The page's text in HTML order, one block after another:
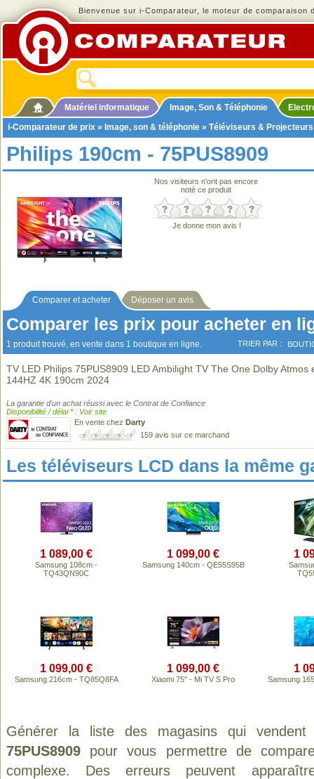
Bienvenue sur i-Comparateur, le moteur de comparaison
Matériel informatique Image, Son & Téléphonie
i-Comparateur de prix » Image, son & téléphonie » Téléviseurs & Projecteurs
Philips 190cm - 75PUS8909
Nos visiteurs n'ont pas encore
noté ce produit
Je donne mon avis !
Comparer et acheter Déposer un avis
Comparer les prix pour acheter en
1 produit trouvé, en vente dans 1 boutique en ligne. TRIER PAR :
TV LED Philips 75PUS8909 LED Ambilight TV The One Dolby Atmos
144HZ 4K 190cm 2024
La garantie d'un achat réussi avec le Contrat de Confiance
Disponibilité / délai * : Voir site
En vente chez Darty
159 avis sur ce marchand
Les téléviseurs LCD dans la même
1 089,00 €
Samsung 108cm -
TQ43QN90C
1 099,00 €
Samsung 140cm - QE55S95B
1
1 099,00 €
Samsung 216cm - TQ85Q8FA
1 099,00 €
Xiaomi 75" - Mi TV S Pro
1
Samsung
Générer la liste des magasins qui
75PUS8909 pour vous permettre de
complexe. Des erreurs peuvent